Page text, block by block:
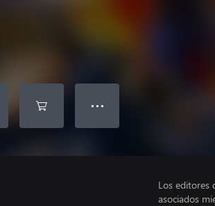
● ● ●
Los editores
asociados